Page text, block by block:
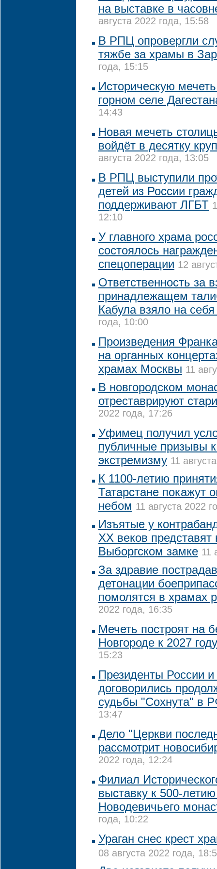
на выставке в
августа 2022 года, 15:58
В РПЦ опровергли
тяжбе за храмы в
года, 15:15
Историческую
горном селе
14:43
Новая мечеть
войдёт в десятку
августа 2022 года, 13:05
В РПЦ выступили
детей из России
поддерживают ЛГБТ
12:10
У главного храма
состоялось
спецоперации 12
Ответственность за
принадлежащем
Кабула взяло на
года, 10:00
Произведения
на органных
храмах Москвы 11
В новгородском
отреставрируют
2022 года, 17:26
Уфимец получил
публичные призывы
экстремизму 11
К 1100-летию
Татарстане покажут
небом 11 августа 2022
Изъятые у
XX веков
Выборгском замке 11
За здравие
детонации
помолятся в храмах
2022 года, 16:35
Мечеть построят на
Новгороде к 2027 году
15:23
Президенты России
договорились
судьбы "Сохнута" в
13:47
Дело "Церкви
рассмотрит
2022 года, 12:24
Филиал
выставку к 500-
Новодевичьего
года, 10:22
Ураган снес крест
08 августа 2022 года,